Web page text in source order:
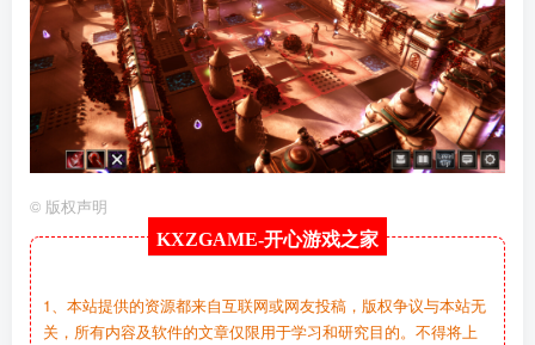
© 版权声明
KXZGAME-开心游戏之家
1、本站提供的资源都来自互联网或网友投稿，版权争议与本站无
关，所有内容及软件的文章仅限用于学习和研究目的。不得将上